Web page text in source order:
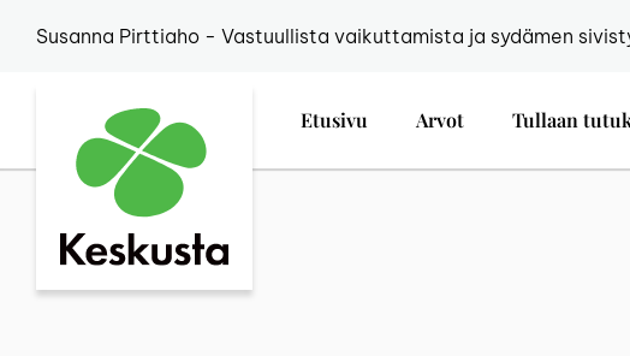
Susanna Pirttiaho - Vastuullista vaikuttamista ja sydämen
Etusivu Arvot Tullaan